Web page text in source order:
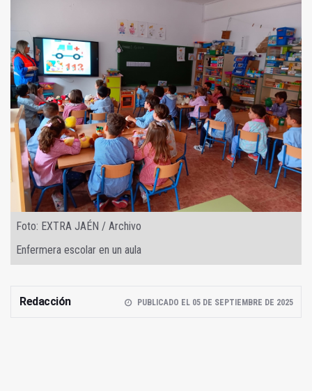
Foto: EXTRA JAÉN / Archivo
Enfermera escolar en un aula
Redacción PUBLICADO EL 05 DE SEPTIEMBRE DE 2025